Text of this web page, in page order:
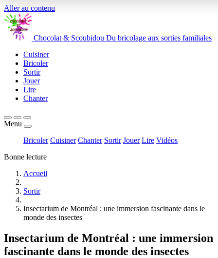
Aller au contenu
Chocolat & Scoubidou Du bricolage aux sorties familiales
Cuisiner
Bricoler
Sortir
Jouer
Lire
Chanter
Menu
Bricoler Cuisiner Chanter Sortir Jouer Lire Vidéos
Bonne lecture
Accueil
Sortir
Insectarium de Montréal : une immersion fascinante dans le
monde des insectes
Insectarium de Montréal : une immersion
fascinante dans le monde des insectes